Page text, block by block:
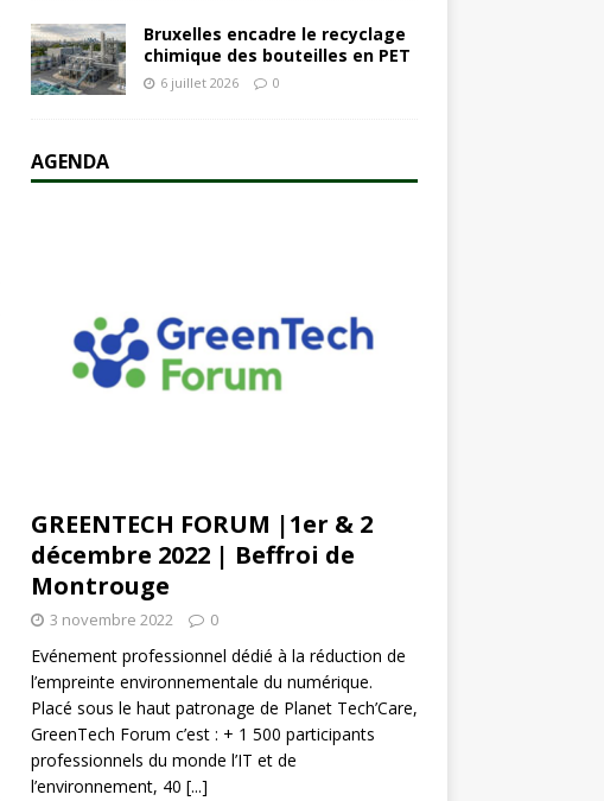
Bruxelles encadre le recyclage
chimique des bouteilles en PET
6 juillet 2026 0
AGENDA
GREENTECH FORUM |1er & 2
décembre 2022 | Beffroi de
Montrouge
3 novembre 2022 0
Evénement professionnel dédié à la réduction de
l’empreinte environnementale du numérique.
Placé sous le haut patronage de Planet Tech’Care,
GreenTech Forum c’est : + 1 500 participants
professionnels du monde l’IT et de
l’environnement, 40 [...]